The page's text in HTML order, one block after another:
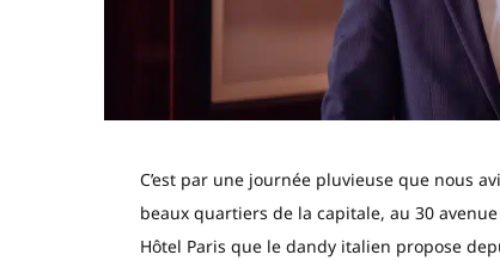
C’est par une journée pluvieuse que nous
beaux quartiers de la capitale, au 30
Hôtel Paris que le dandy italien propose